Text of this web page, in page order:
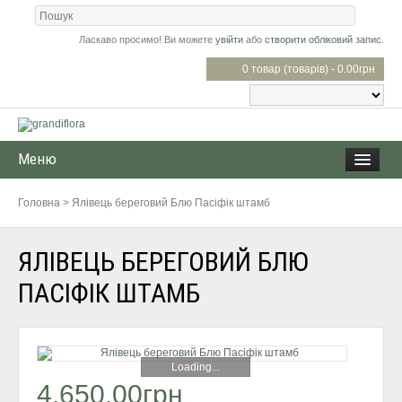
Ласкаво просимо! Ви можете увійти або створити обліковий запис
0 товар (товарів) - 0.00грн
Меню
Головна > Ялівець береговий Блю Пасіфік штамб
ЯЛІВЕЦЬ БЕРЕГОВИЙ БЛЮ
ПАСІФІК ШТАМБ
Loading...
4,650.00грн